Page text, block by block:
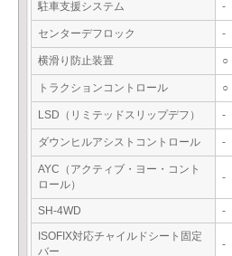
駐車支援システム -
センターデフロック -
横滑り防止装置 ○
トラクションコントロール ○
LSD（リミテッドスリップデフ） -
ダウンヒルアシストコントロール -
AYC（アクティブ・ヨー・コント
ロール）
-
SH-4WD
-
ISOFIX対応チャイルドシート固定
バー
-